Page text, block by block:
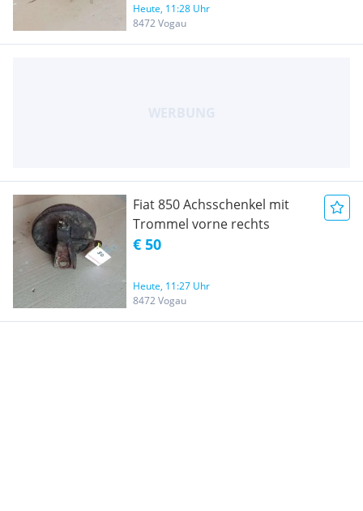
Heute, 11:28 Uhr
8472 Vogau
Fiat 850 Achsschenkel mit
Trommel vorne rechts
€ 50
Heute, 11:27 Uhr
8472 Vogau